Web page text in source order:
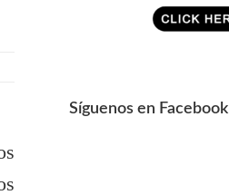
Síguenos en Facebook